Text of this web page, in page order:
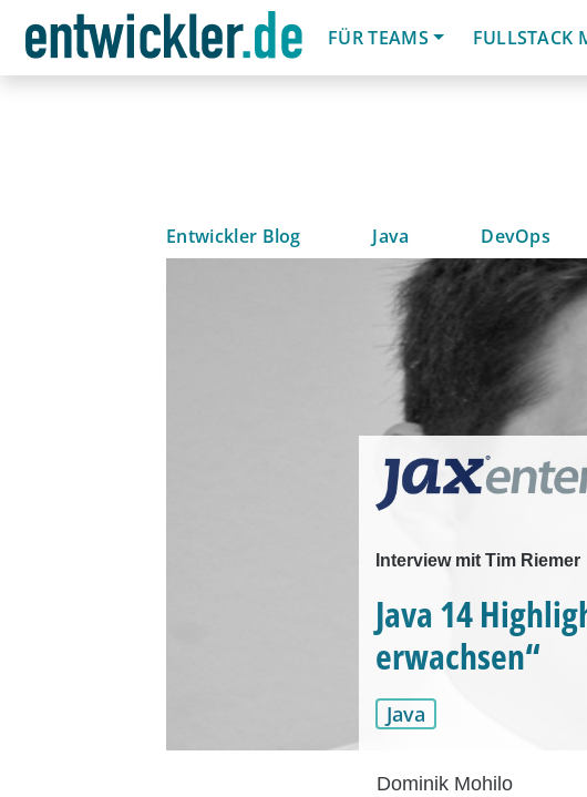
FÜR TEAMS
FULLSTACK
Entwickler Blog Java DevOps
Interview mit Tim Riemer
Java 14
erwachsen“
Java
Dominik Mohilo